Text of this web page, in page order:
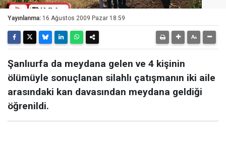
Yayınlanma: 16 Ağustos 2009 Pazar 18:59
Şanlıurfa da meydana gelen ve 4 kişinin
ölümüyle sonuçlanan silahlı çatışmanın iki aile
arasındaki kan davasından meydana geldiği
öğrenildi.